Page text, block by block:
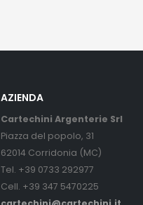
AZIENDA
Cartechini Argenterie Srl
Piazza del popolo, 31
62014 Corridonia (MC)
Tel. +39 0733 292977
Cell. +39 347 5470225